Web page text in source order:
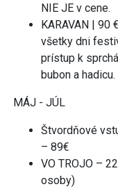
NIE JE v cene.
KARAVAN | 90
všetky dni
prístup k
bubon a
MÁJ - JÚL
Štvordňové
– 89€
VO TROJO –
osoby)